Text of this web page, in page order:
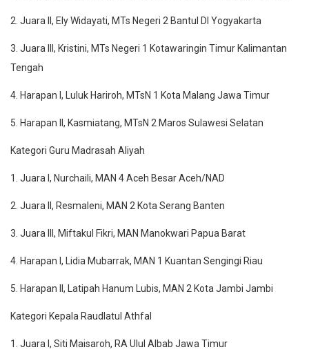
2. Juara II, Ely Widayati, MTs Negeri 2 Bantul DI Yogyakarta
3. Juara III, Kristini, MTs Negeri 1 Kotawaringin Timur Kalimantan
Tengah
4. Harapan I, Luluk Hariroh, MTsN 1 Kota Malang Jawa Timur
5. Harapan II, Kasmiatang, MTsN 2 Maros Sulawesi Selatan
Kategori Guru Madrasah Aliyah
1. Juara I, Nurchaili, MAN 4 Aceh Besar Aceh/NAD
2. Juara II, Resmaleni, MAN 2 Kota Serang Banten
3. Juara III, Miftakul Fikri, MAN Manokwari Papua Barat
4. Harapan I, Lidia Mubarrak, MAN 1 Kuantan Sengingi Riau
5. Harapan II, Latipah Hanum Lubis, MAN 2 Kota Jambi Jambi
Kategori Kepala Raudlatul Athfal
1. Juara I, Siti Maisaroh, RA Ulul Albab Jawa Timur